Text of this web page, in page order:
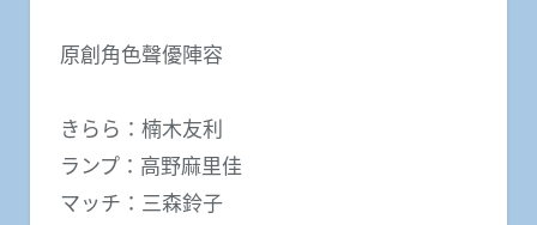
原創角色聲優陣容
きらら：楠木友利
ランプ：高野麻里佳
マッチ：三森鈴子